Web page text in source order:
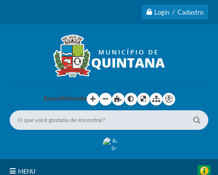
Login / Cadastro
Acessibilidade
MENU